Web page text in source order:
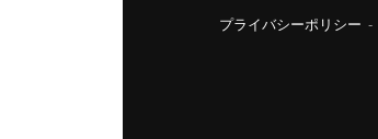
プライバシーポリシー -